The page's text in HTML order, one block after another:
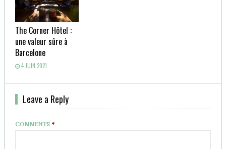
The Corner Hôtel :
une valeur sûre à
Barcelone
4 JUIN 2021
Leave a Reply
COMMENTS*